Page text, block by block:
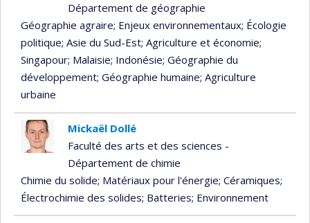
Département de géographie
Géographie agraire; Enjeux environnementaux; Écologie
politique; Asie du Sud-Est; Agriculture et économie;
Singapour; Malaisie; Indonésie; Géographie du
développement; Géographie humaine; Agriculture
urbaine
Mickaël Dollé
Faculté des arts et des sciences -
Département de chimie
Chimie du solide; Matériaux pour l'énergie; Céramiques;
Électrochimie des solides; Batteries; Environnement